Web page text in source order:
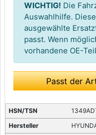
WICHTIG! Die
Auswahlhilfe.
ausgewählte
passt. Wenn
vorhandene OE-
Passt der